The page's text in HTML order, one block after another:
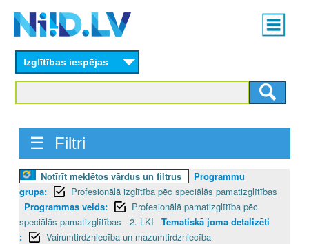
content
Main
menu
Izglītības iespējas
☰ Filtri
Notīrīt meklētos vārdus un filtrus
Programmu
grupa:
Profesionālā izglītība pēc speciālās pamatizglītības
Programmas veids:
Profesionālā pamatizglītība pēc
speciālās pamatizglītības - 2. LKI
Tematiskā joma detalizēti
:
Vairumtirdzniecība un mazumtirdzniecība